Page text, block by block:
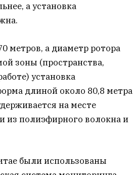
а установка
метров, а диаметр ротора
зоны (пространства,
установка
длиной около 80,8 метра
на месте
из полиэфирного волокна и
были использованы